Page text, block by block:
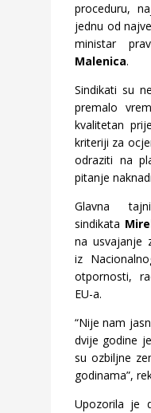
proceduru,
jednu od
ministar
Malenica.
Sindikati su
premalo
kvalitetan
kriteriji za
odraziti na
pitanje
Glavna
sindikata
na usvajanje
iz
otpornosti,
EU-a.
“Nije nam
dvije godine
su ozbiljne
godinama”,
Upozorila je